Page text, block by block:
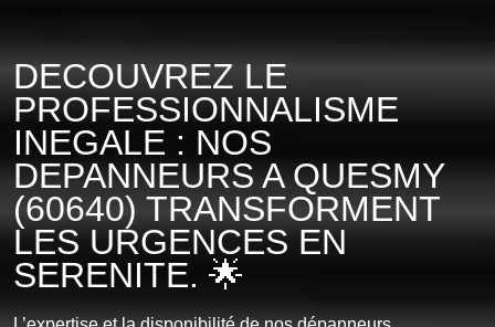
DECOUVREZ LE
PROFESSIONNALISME
INEGALE : NOS
DEPANNEURS A QUESMY
(60640) TRANSFORMENT
LES URGENCES EN
SERENITE. 🌟